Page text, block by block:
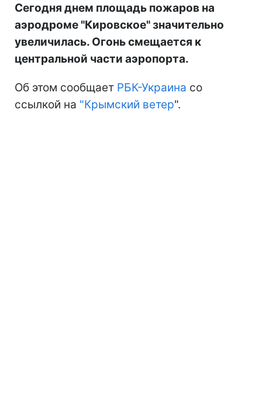
Сегодня днем площадь пожаров на
аэродроме "Кировское" значительно
увеличилась. Огонь смещается к
центральной части аэропорта.
Об этом сообщает РБК-Украина со
ссылкой на "Крымский ветер".